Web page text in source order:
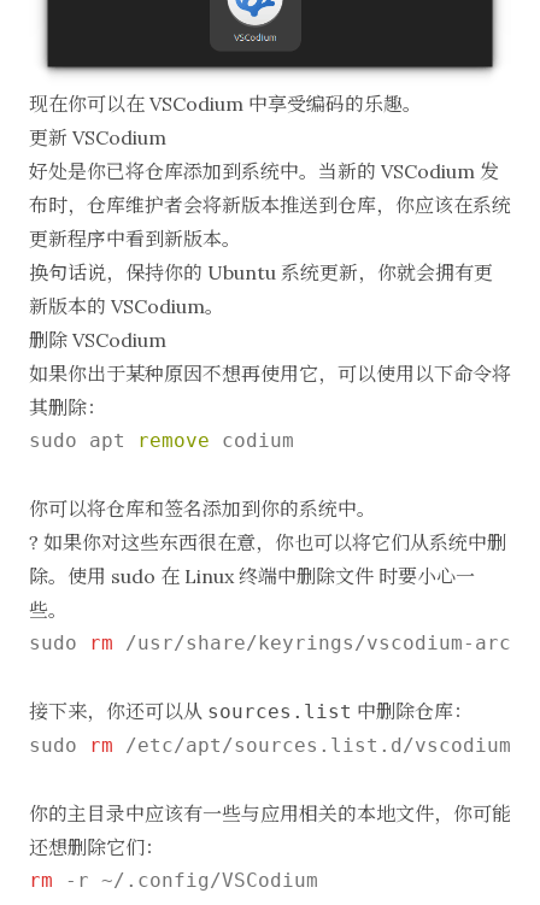
现在你可以在 VSCodium 中享受编码的乐趣。
更新 VSCodium
好处是你已将仓库添加到系统中。当新的 VSCodium 发
布时，仓库维护者会将新版本推送到仓库，你应该在系统
更新程序中看到新版本。
换句话说， 保持你的 Ubuntu 系统更新，你就会拥有更
新版本的 VSCodium。
删除 VSCodium
如果你出于某种原因不想再使用它，可以使用以下命令将
其删除：
sudo apt remove codium
你可以将仓库和签名添加到你的系统中。
? 如果你对这些东西很在意，你也可以将它们从系统中删
除。使用 sudo 在 Linux 终端中删除文件 时要小心一
些。
sudo rm /usr/share/keyrings/vscodium-
接下来，你还可以从 sources.list 中删除仓库：
sudo rm /etc/apt/sources.list.d/
你的主目录中应该有一些与应用相关的本地文件，你可能
还想删除它们：
rm -r ~/.config/VSCodium